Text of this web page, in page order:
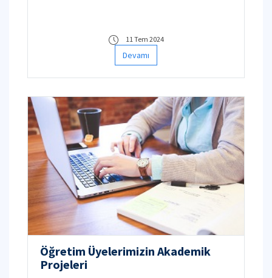
11 Tem 2024
Devamı
Öğretim Üyelerimizin Akademik
Projeleri